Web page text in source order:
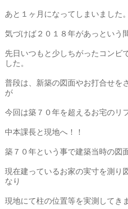
あと１ヶ月になってしまいました。
気づけば２０１８年があっという
先日いつもと少しちがったコンビ
した。
普段は、新築の図面やお打合せを
が
今回は築７０年を超えるお宅のリ
中本課長と現地へ！！
築７０年という事で建築当時の図
現在建っているお家の実寸を測り
なり
現地にて柱の位置等を実測してき